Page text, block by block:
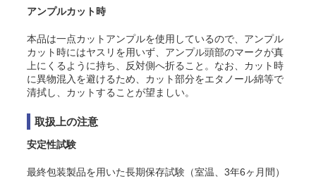
アンプルカット時
本品は一点カットアンプルを使用しているので、アンプル
カット時にはヤスリを用いず、アンプル頭部のマークが真
上にくるように持ち、反対側へ折ること。なお、カット時
に異物混入を避けるため、カット部分をエタノール綿等で
清拭し、カットすることが望ましい。
取扱上の注意
安定性試験
最終包装製品を用いた長期保存試験（室温、3年6ヶ月間）